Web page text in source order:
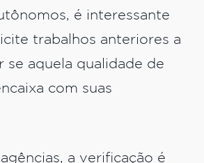
é interessante
trabalhos anteriores a
se aquela qualidade de
com suas
a verificação é